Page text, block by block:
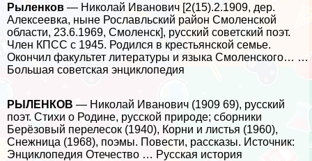
Рыленков — Николай Иванович [2(15).2.1909, дер.
Алексеевка, ныне Рославльский район Смоленской
области, 23.6.1969, Смоленск], русский советский поэт.
Члeн КПСС с 1945. Родился в крестьянской семье.
Окончил факультет литературы и языка Смоленского… …
Большая советская энциклопедия
РЫЛЕНКОВ — Николай Иванович (1909 69), русский
поэт. Стихи о Родине, русской природе; сборники
Берёзовый перелесок (1940), Корни и листья (1960),
Снежница (1968), поэмы. Повести, рассказы. Источник:
Энциклопедия Отечество … Русская история